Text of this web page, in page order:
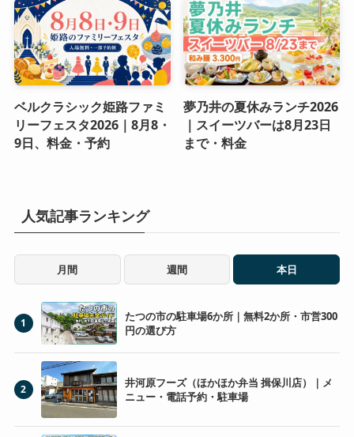
ベルクラシック姫路ファミ
リーフェスタ2026｜8月8・
9日、料金・予約
夢乃井の夏休みランチ2026
｜スイーツバーは8月23日
まで・料金
人気記事ランキング
月間 週間 本日
1
たつの市の駐車場6か所｜無料2か所・市営300
円の選び方
2
井河原フーズ（ほかほか弁当 揖保川店）｜メ
ニュー・電話予約・駐車場